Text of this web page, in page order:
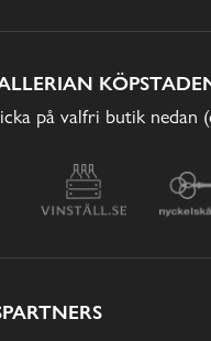
på valfri butik